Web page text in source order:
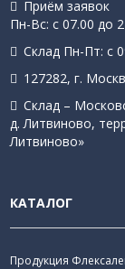
Приём заявок
Пн-Вс: с 07.00 до
Склад Пн-Пт: с
127282, г.
Склад –
д. Литвиново,
Литвиново»
КАТАЛОГ
Продукция